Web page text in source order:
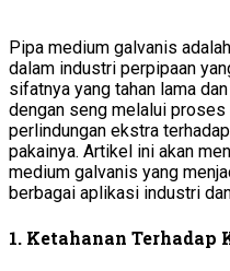
Pipa medium galvanis
dalam industri perpipaan
sifatnya yang tahan lama
dengan seng melalui
perlindungan ekstra
pakainya. Artikel ini akan
medium galvanis yang
berbagai aplikasi industri
1. Ketahanan Terhadap